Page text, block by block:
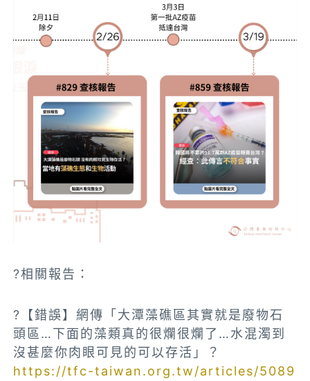
?相關報告：
?【錯誤】網傳「大潭藻礁區其實就是廢物石
頭區…下面的藻類真的很爛很爛了…水混濁到
沒甚麼你肉眼可見的可以存活」？
https://tfc-taiwan.org.tw/articles/5089